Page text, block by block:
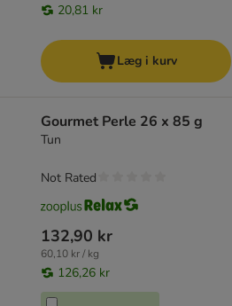
20,81 kr
Læg i kurv
Gourmet Perle 26 x 85 g
Tun
132,90 kr
60,10 kr / kg
126,26 kr
Not Rated